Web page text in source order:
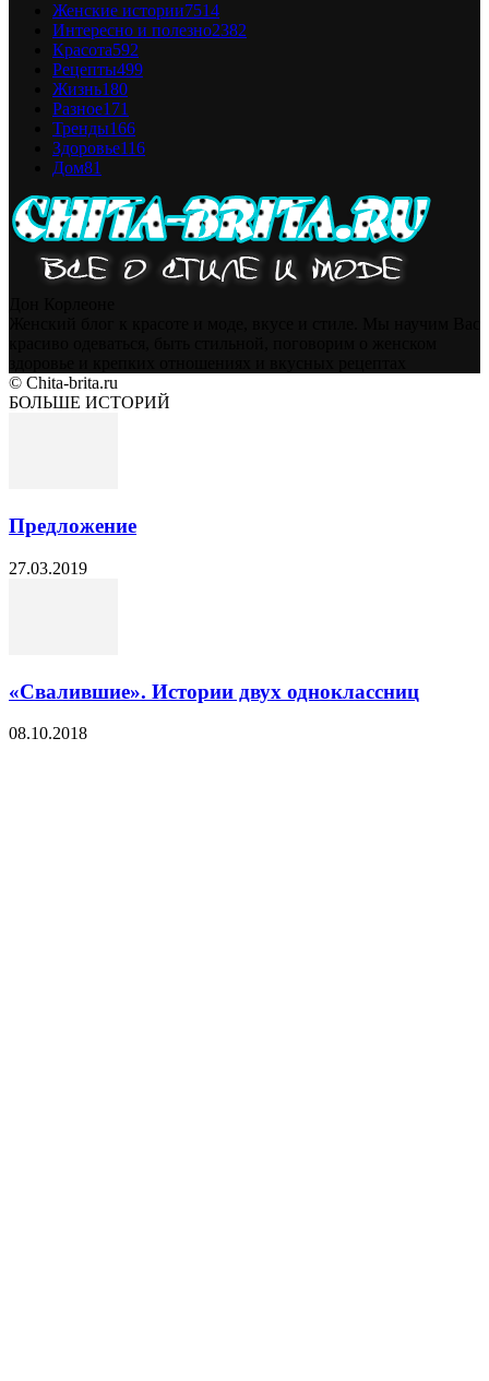
Женские истории7514
Интересно и полезно2382
Красота592
Рецепты499
Жизнь180
Разное171
Тренды166
Здоровье116
Дом81
© Chita-brita.ru
БОЛЬШЕ ИСТОРИЙ
Предложение
27.03.2019
«Свалившие». Истории двух одноклассниц
08.10.2018